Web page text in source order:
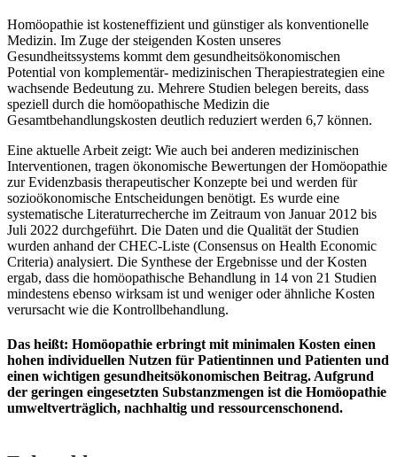
Homöopathie ist kosteneffizient und günstiger als konventionelle
Medizin. Im Zuge der steigenden Kosten unseres
Gesundheitssystems kommt dem gesundheitsökonomischen
Potential von komplementär- medizinischen Therapiestrategien eine
wachsende Bedeutung zu. Mehrere Studien belegen bereits, dass
speziell durch die homöopathische Medizin die
Gesamtbehandlungskosten deutlich reduziert werden 6,7 können.
Eine aktuelle Arbeit zeigt: Wie auch bei anderen medizinischen
Interventionen, tragen ökonomische Bewertungen der Homöopathie
zur Evidenzbasis therapeutischer Konzepte bei und werden für
sozioökonomische Entscheidungen benötigt. Es wurde eine
systematische Literaturrecherche im Zeitraum von Januar 2012 bis
Juli 2022 durchgeführt. Die Daten und die Qualität der Studien
wurden anhand der CHEC-Liste (Consensus on Health Economic
Criteria) analysiert. Die Synthese der Ergebnisse und der Kosten
ergab, dass die homöopathische Behandlung in 14 von 21 Studien
mindestens ebenso wirksam ist und weniger oder ähnliche Kosten
verursacht wie die Kontrollbehandlung.
Das heißt: Homöopathie erbringt mit minimalen Kosten einen
hohen individuellen Nutzen für Patientinnen und Patienten und
einen wichtigen gesundheitsökonomischen Beitrag. Aufgrund
der geringen eingesetzten Substanzmengen ist die Homöopathie
umweltverträglich, nachhaltig und ressourcenschonend.